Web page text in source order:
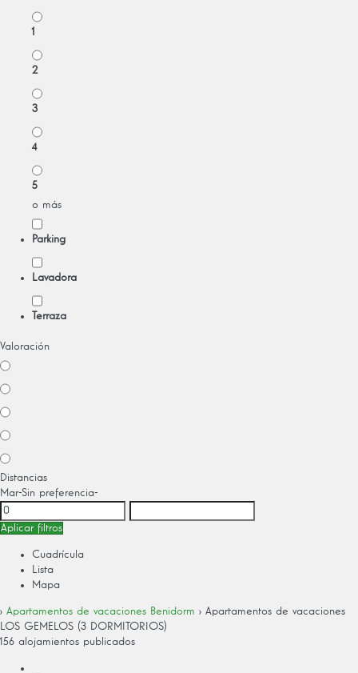
1
2
3
4
5
o más
Parking
Lavadora
Terraza
Valoración
Distancias
Mar-Sin preferencia-
Aplicar filtros
Cuadrícula
Lista
Mapa
› Apartamentos de vacaciones Benidorm › Apartamentos de vacaciones
LOS GEMELOS (3 DORMITORIOS)
156 alojamientos publicados